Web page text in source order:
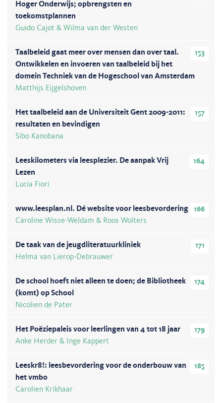
Hoger Onderwijs; opbrengsten en
toekomstplannen
Guido Cajot & Wilma van der Westen
153
Taalbeleid gaat meer over mensen dan over taal.
Ontwikkelen en invoeren van taalbeleid bij het
domein Techniek van de Hogeschool van Amsterdam
Matthijs Eijgelshoven
157
Het taalbeleid aan de Universiteit Gent 2009-2011:
resultaten en bevindigen
Sibo Kanobana
164
Leeskilometers via leesplezier. De aanpak Vrij
Lezen
Lucia Fiori
166
www.leesplan.nl. Dé website voor leesbevordering
Caroline Wisse-Weldam & Roos Wolters
171
De taak van de jeugdliteratuurkliniek
Helma van Lierop-Debrauwer
174
De school hoeft niet alleen te doen; de Bibliotheek
(komt) op School
Nicolien de Pater
179
Het Poëziepaleis voor leerlingen van 4 tot 18 jaar
Anke Herder & Inge Kappert
185
Leeskr8!: leesbevordering voor de onderbouw van
het vmbo
Carolien Krikhaar